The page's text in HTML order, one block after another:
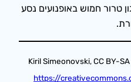
טרור חמוש באופנועים נסע
https://